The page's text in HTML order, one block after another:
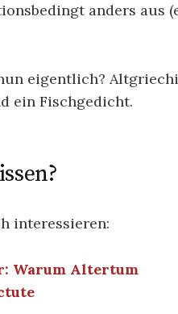
anders aus
eigentlich?
ein Fischgedicht.
interessieren:
Warum Altertum